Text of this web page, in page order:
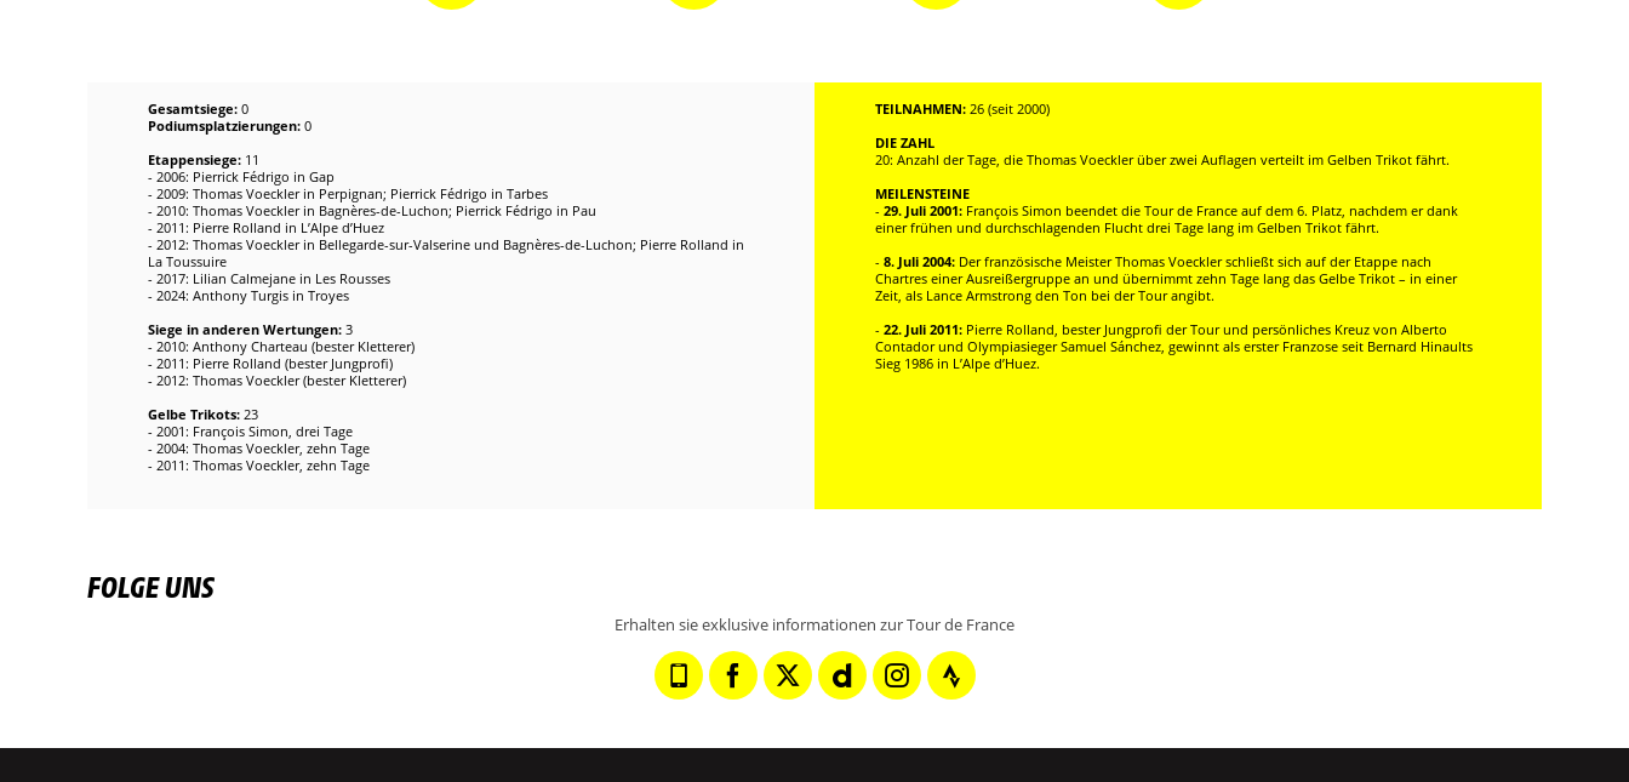
Gesamtsiege: 0
Podiumsplatzierungen: 0
Etappensiege: 11
- 2006: Pierrick Fédrigo in Gap
- 2009: Thomas Voeckler in Perpignan; Pierrick Fédrigo in Tarbes
- 2010: Thomas Voeckler in Bagnères-de-Luchon; Pierrick Fédrigo in Pau
- 2011: Pierre Rolland in L’Alpe d’Huez
- 2012: Thomas Voeckler in Bellegarde-sur-Valserine und Bagnères-de-Luchon; Pierre Rolland in
La Toussuire
- 2017: Lilian Calmejane in Les Rousses
- 2024: Anthony Turgis in Troyes
Siege in anderen Wertungen: 3
- 2010: Anthony Charteau (bester Kletterer)
- 2011: Pierre Rolland (bester Jungprofi)
- 2012: Thomas Voeckler (bester Kletterer)
Gelbe Trikots: 23
- 2001: François Simon, drei Tage
- 2004: Thomas Voeckler, zehn Tage
- 2011: Thomas Voeckler, zehn Tage
TEILNAHMEN: 26 (seit 2000)
DIE ZAHL
20: Anzahl der Tage, die Thomas Voeckler über zwei Auflagen verteilt im Gelben Trikot fährt.
MEILENSTEINE
- 29. Juli 2001: François Simon beendet die Tour de France auf dem 6. Platz, nachdem er dank
einer frühen und durchschlagenden Flucht drei Tage lang im Gelben Trikot fährt.
- 8. Juli 2004: Der französische Meister Thomas Voeckler schließt sich auf der Etappe nach
Chartres einer Ausreißergruppe an und übernimmt zehn Tage lang das Gelbe Trikot – in einer
Zeit, als Lance Armstrong den Ton bei der Tour angibt.
- 22. Juli 2011: Pierre Rolland, bester Jungprofi der Tour und persönliches Kreuz von Alberto
Contador und Olympiasieger Samuel Sánchez, gewinnt als erster Franzose seit Bernard Hinaults
Sieg 1986 in L’Alpe d’Huez.
FOLGE UNS
Erhalten sie exklusive informationen zur Tour de France